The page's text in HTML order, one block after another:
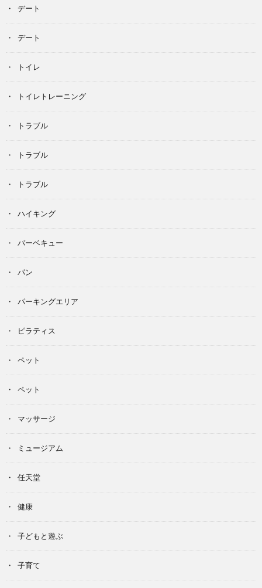
デート
デート
トイレ
トイレトレーニング
トラブル
トラブル
トラブル
ハイキング
バーベキュー
パン
パーキングエリア
ピラティス
ペット
ペット
マッサージ
ミュージアム
任天堂
健康
子どもと遊ぶ
子育て